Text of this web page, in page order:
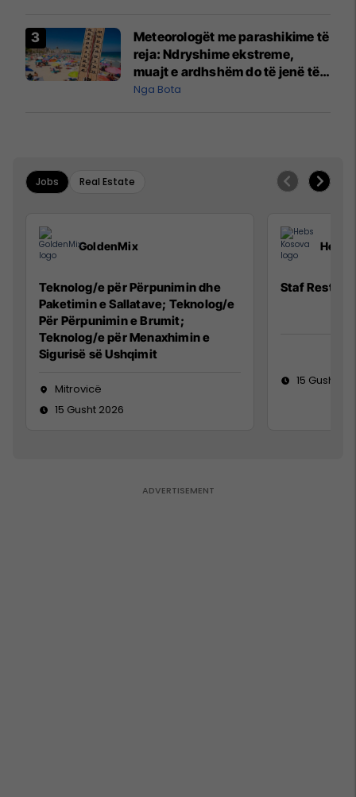
Meteorologët me parashikime të
reja: Ndryshime ekstreme,
muajt e ardhshëm do të jenë të
pazakontë
Nga Bota
Jobs Real Estate
GoldenMix
Teknolog/e për Përpunimin dhe
Paketimin e Sallatave; Teknolog/e
Për Përpunimin e Brumit;
Teknolog/e për Menaxhimin e
Sigurisë së Ushqimit
Mitrovicë
15 Gusht 2026
Hebs
Staf
15 Gusht